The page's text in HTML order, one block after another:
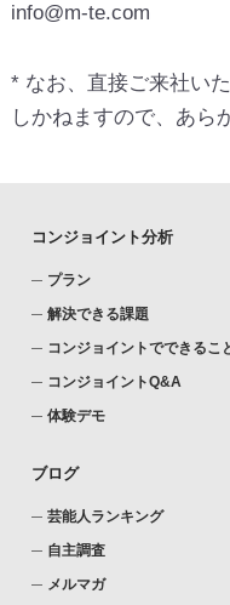
info@m-te.com
* なお、直接ご来社い
しかねますので、あら
コンジョイント分析
プラン
解決できる課題
コンジョイントでできるこ
コンジョイントQ&A
体験デモ
ブログ
芸能人ランキング
自主調査
メルマガ